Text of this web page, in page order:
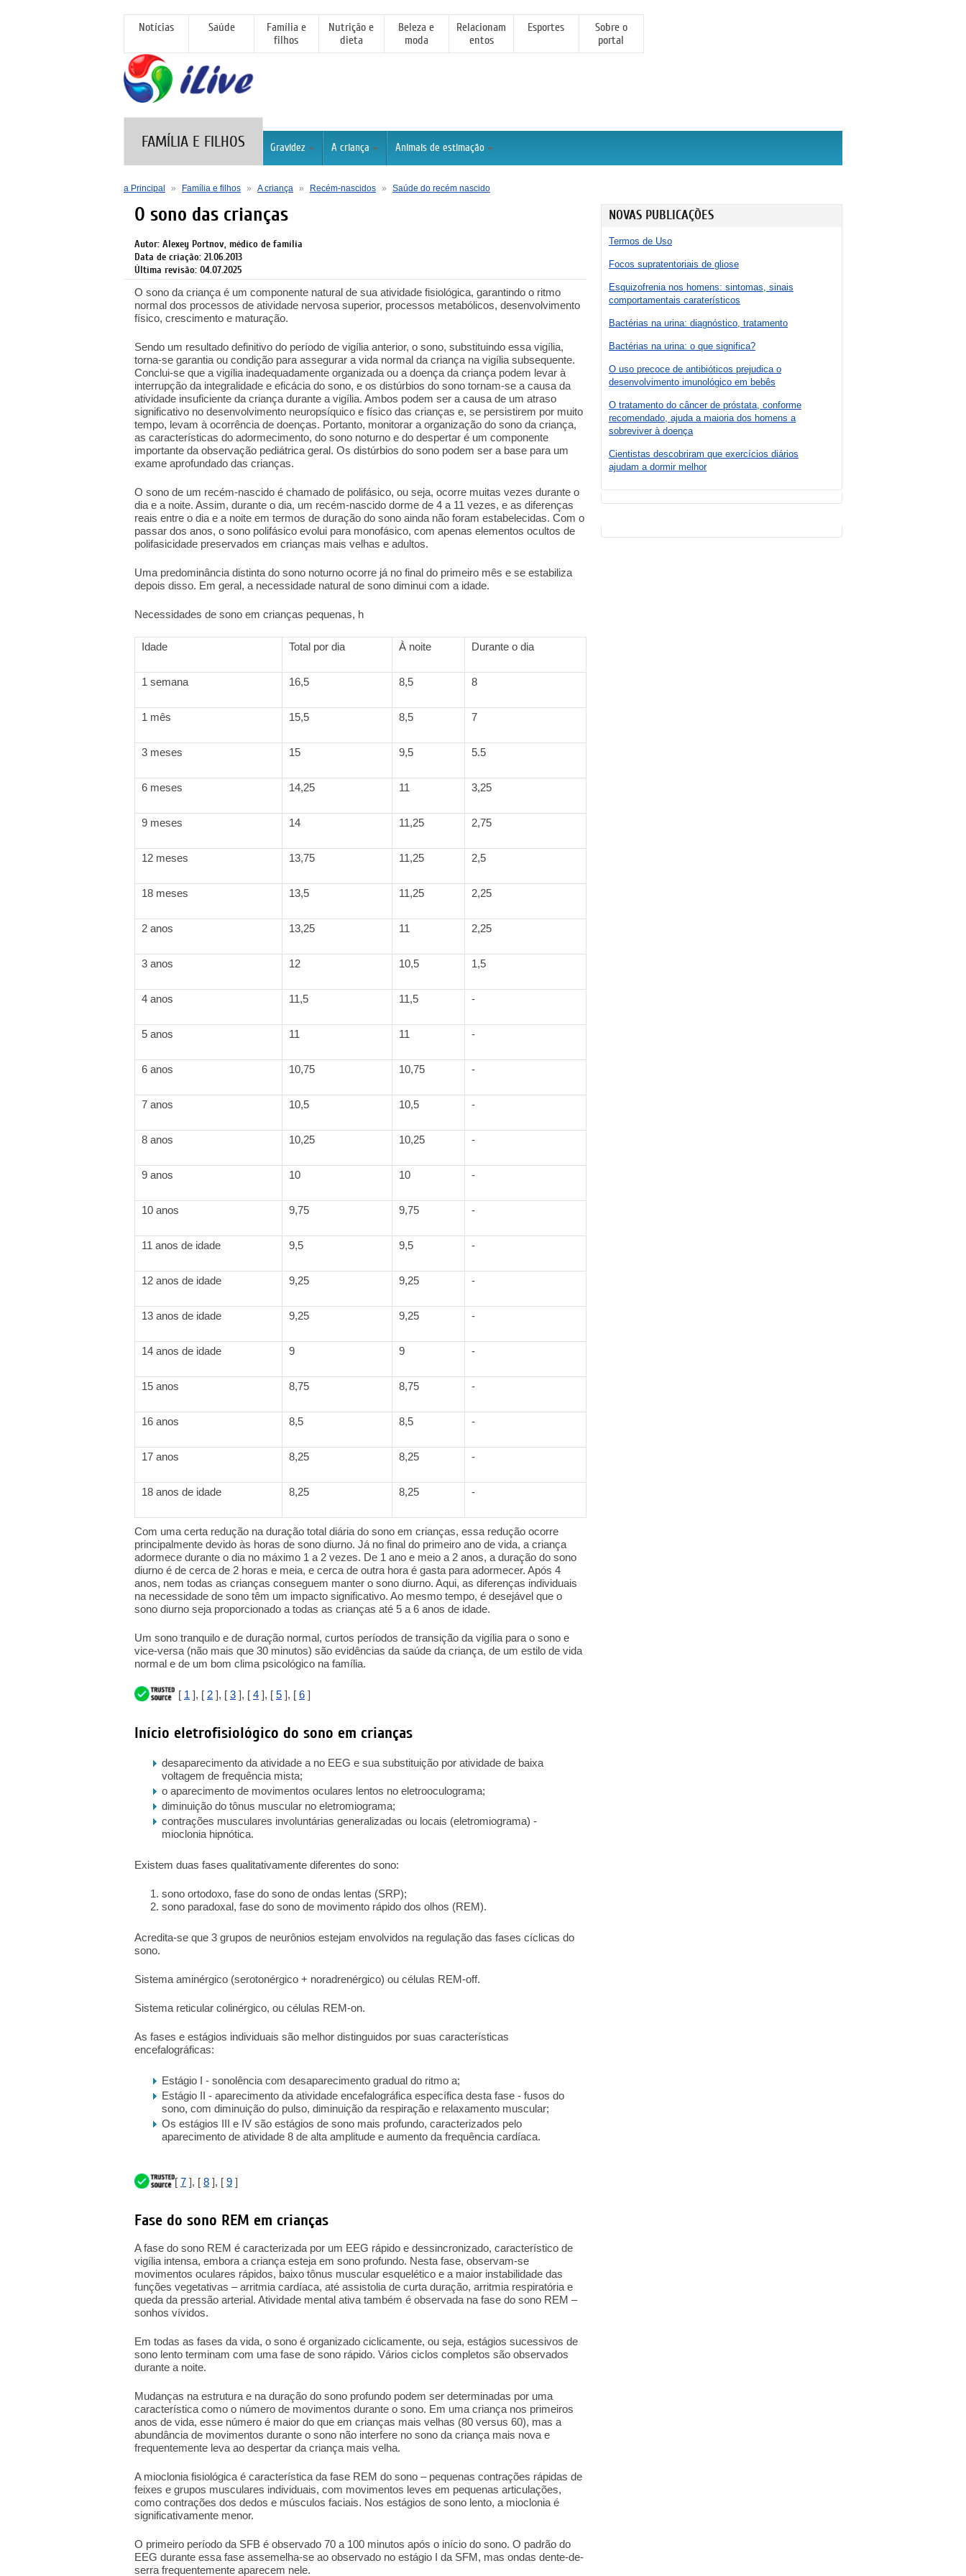
Notícias Saúde
Família e
filhos
Nutrição e
dieta
Beleza e
moda
Relacionam
entos
Esportes
Sobre o
portal
FAMÍLIA E FILHOS Gravidez A criança Animais de estimação
a Principal » Família e filhos » A criança » Recém-nascidos » Saúde do recém nascido
NOVAS PUBLICAÇÕES
Termos de Uso
Focos supratentoriais de gliose
Esquizofrenia nos homens: sintomas, sinais
comportamentais caraterísticos
Bactérias na urina: diagnóstico, tratamento
Bactérias na urina: o que significa?
O uso precoce de antibióticos prejudica o
desenvolvimento imunológico em bebês
O tratamento do câncer de próstata, conforme
recomendado, ajuda a maioria dos homens a
sobreviver à doença
Cientistas descobriram que exercícios diários
ajudam a dormir melhor
O sono das crianças
Autor: Alexey Portnov, médico de família
Data de criação: 21.06.2013
Última revisão: 04.07.2025
O sono da criança é um componente natural de sua atividade fisiológica, garantindo o ritmo
normal dos processos de atividade nervosa superior, processos metabólicos, desenvolvimento
físico, crescimento e maturação.
Sendo um resultado definitivo do período de vigília anterior, o sono, substituindo essa vigília,
torna-se garantia ou condição para assegurar a vida normal da criança na vigília subsequente.
Conclui-se que a vigília inadequadamente organizada ou a doença da criança podem levar à
interrupção da integralidade e eficácia do sono, e os distúrbios do sono tornam-se a causa da
atividade insuficiente da criança durante a vigília. Ambos podem ser a causa de um atraso
significativo no desenvolvimento neuropsíquico e físico das crianças e, se persistirem por muito
tempo, levam à ocorrência de doenças. Portanto, monitorar a organização do sono da criança,
as características do adormecimento, do sono noturno e do despertar é um componente
importante da observação pediátrica geral. Os distúrbios do sono podem ser a base para um
exame aprofundado das crianças.
O sono de um recém-nascido é chamado de polifásico, ou seja, ocorre muitas vezes durante o
dia e a noite. Assim, durante o dia, um recém-nascido dorme de 4 a 11 vezes, e as diferenças
reais entre o dia e a noite em termos de duração do sono ainda não foram estabelecidas. Com o
passar dos anos, o sono polifásico evolui para monofásico, com apenas elementos ocultos de
polifasicidade preservados em crianças mais velhas e adultos.
Uma predominância distinta do sono noturno ocorre já no final do primeiro mês e se estabiliza
depois disso. Em geral, a necessidade natural de sono diminui com a idade.
Necessidades de sono em crianças pequenas, h
Idade Total por dia À noite Durante o dia
1 semana 16,5 8,5 8
1 mês 15,5 8,5 7
3 meses 15 9,5 5.5
6 meses 14,25 11 3,25
9 meses 14 11,25 2,75
12 meses 13,75 11,25 2,5
18 meses 13,5 11,25 2,25
2 anos 13,25 11 2,25
3 anos 12 10,5 1,5
4 anos 11,5 11,5 -
5 anos 11 11 -
6 anos 10,75 10,75 -
7 anos 10,5 10,5 -
8 anos 10,25 10,25 -
9 anos 10 10 -
10 anos 9,75 9,75 -
11 anos de idade 9,5 9,5 -
12 anos de idade 9,25 9,25 -
13 anos de idade 9,25 9,25 -
14 anos de idade 9 9 -
15 anos 8,75 8,75 -
16 anos 8,5 8,5 -
17 anos 8,25 8,25 -
18 anos de idade 8,25 8,25 -
Com uma certa redução na duração total diária do sono em crianças, essa redução ocorre
principalmente devido às horas de sono diurno. Já no final do primeiro ano de vida, a criança
adormece durante o dia no máximo 1 a 2 vezes. De 1 ano e meio a 2 anos, a duração do sono
diurno é de cerca de 2 horas e meia, e cerca de outra hora é gasta para adormecer. Após 4
anos, nem todas as crianças conseguem manter o sono diurno. Aqui, as diferenças individuais
na necessidade de sono têm um impacto significativo. Ao mesmo tempo, é desejável que o
sono diurno seja proporcionado a todas as crianças até 5 a 6 anos de idade.
Um sono tranquilo e de duração normal, curtos períodos de transição da vigília para o sono e
vice-versa (não mais que 30 minutos) são evidências da saúde da criança, de um estilo de vida
normal e de um bom clima psicológico na família.
[ 1 ], [ 2 ], [ 3 ], [ 4 ], [ 5 ], [ 6 ]
Início eletrofisiológico do sono em crianças
desaparecimento da atividade a no EEG e sua substituição por atividade de baixa
voltagem de frequência mista;
o aparecimento de movimentos oculares lentos no eletrooculograma;
diminuição do tônus muscular no eletromiograma;
contrações musculares involuntárias generalizadas ou locais (eletromiograma) -
mioclonia hipnótica.
Existem duas fases qualitativamente diferentes do sono:
sono ortodoxo, fase do sono de ondas lentas (SRP);
sono paradoxal, fase do sono de movimento rápido dos olhos (REM).
Acredita-se que 3 grupos de neurônios estejam envolvidos na regulação das fases cíclicas do
sono.
Sistema aminérgico (serotonérgico + noradrenérgico) ou células REM-off.
Sistema reticular colinérgico, ou células REM-on.
As fases e estágios individuais são melhor distinguidos por suas características
encefalográficas:
Estágio I - sonolência com desaparecimento gradual do ritmo a;
Estágio II - aparecimento da atividade encefalográfica específica desta fase - fusos do
sono, com diminuição do pulso, diminuição da respiração e relaxamento muscular;
Os estágios III e IV são estágios de sono mais profundo, caracterizados pelo
aparecimento de atividade 8 de alta amplitude e aumento da frequência cardíaca.
[ 7 ], [ 8 ], [ 9 ]
Fase do sono REM em crianças
A fase do sono REM é caracterizada por um EEG rápido e dessincronizado, característico de
vigília intensa, embora a criança esteja em sono profundo. Nesta fase, observam-se
movimentos oculares rápidos, baixo tônus muscular esquelético e a maior instabilidade das
funções vegetativas – arritmia cardíaca, até assistolia de curta duração, arritmia respiratória e
queda da pressão arterial. Atividade mental ativa também é observada na fase do sono REM –
sonhos vívidos.
Em todas as fases da vida, o sono é organizado ciclicamente, ou seja, estágios sucessivos de
sono lento terminam com uma fase de sono rápido. Vários ciclos completos são observados
durante a noite.
Mudanças na estrutura e na duração do sono profundo podem ser determinadas por uma
característica como o número de movimentos durante o sono. Em uma criança nos primeiros
anos de vida, esse número é maior do que em crianças mais velhas (80 versus 60), mas a
abundância de movimentos durante o sono não interfere no sono da criança mais nova e
frequentemente leva ao despertar da criança mais velha.
A mioclonia fisiológica é característica da fase REM do sono – pequenas contrações rápidas de
feixes e grupos musculares individuais, com movimentos leves em pequenas articulações,
como contrações dos dedos e músculos faciais. Nos estágios de sono lento, a mioclonia é
significativamente menor.
O primeiro período da SFB é observado 70 a 100 minutos após o início do sono. O padrão do
EEG durante essa fase assemelha-se ao observado no estágio I da SFM, mas ondas dente-de-
serra frequentemente aparecem nele.